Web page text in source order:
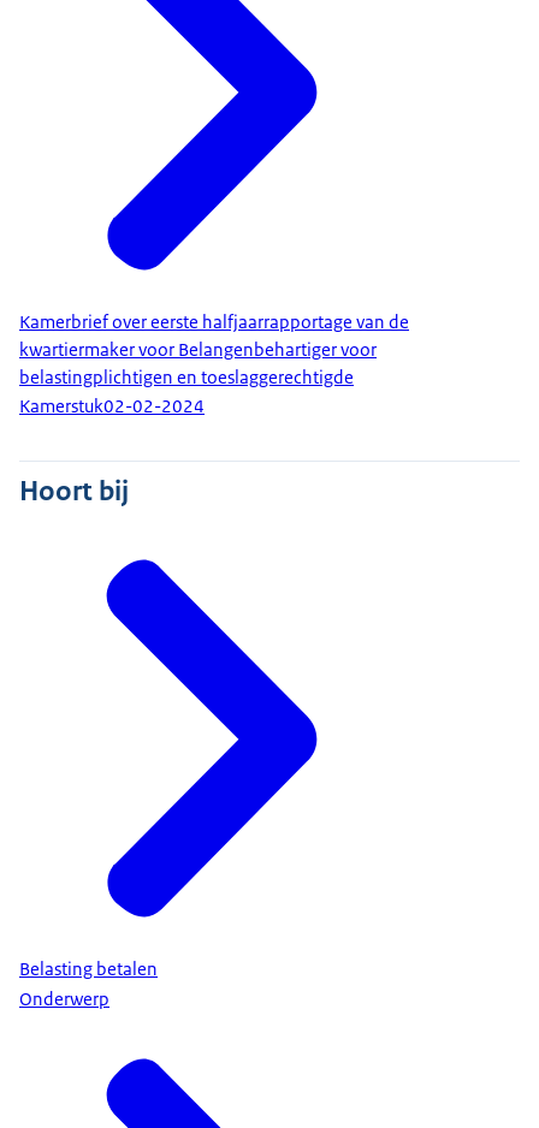
Kamerbrief over eerste halfjaarrapportage van de
kwartiermaker voor Belangenbehartiger voor
belastingplichtigen en toeslaggerechtigde
Kamerstuk02-02-2024
Hoort bij
Belasting betalen
Onderwerp